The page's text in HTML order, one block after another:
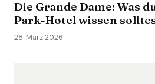
Die Grande Dame: Was
Park-Hotel wissen
28. März 2026